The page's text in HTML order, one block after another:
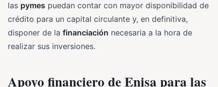
las pymes puedan contar con mayor disponibilidad de
crédito para un capital circulante y, en definitiva,
disponer de la financiación necesaria a la hora de
realizar sus inversiones.
Apoyo financiero de Enisa para las